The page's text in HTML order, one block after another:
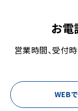
お電
営業時間、受付
WEB